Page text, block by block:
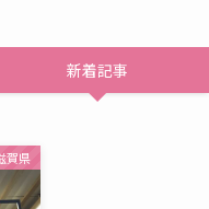
新着記事
賀県